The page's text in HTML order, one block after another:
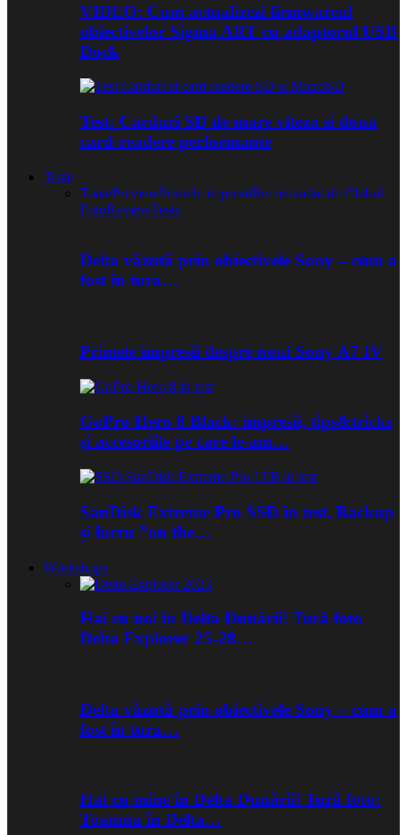
VIDEO: Cum actualizezi firmwareul
obiectivelor Sigma ART cu adaptorul USB
Dock
Test: Carduri SD de mare viteza si doua
card-readere performante
Teste
ToatePreviewPrimele impresiiRecomandat de Clubul
FotoReviewTeste
Delta văzută prin obiectivele Sony – cum a
fost în tura…
Primele impresii despre noul Sony A7 IV
GoPro Hero 8 Black: impresii, tips&tricks
și accesoriile pe care le-am…
SanDisk Extreme Pro SSD în test. Backup
și lucru ”on the…
Workshops
Hai cu noi în Delta Dunării! Tură foto
Delta Explorer 25-28…
Delta văzută prin obiectivele Sony – cum a
fost în tura…
Hai cu mine în Delta Dunării! Tură foto:
Toamna în Delta…